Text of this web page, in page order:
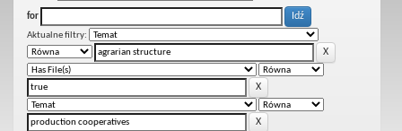
for
Aktualne filtry: